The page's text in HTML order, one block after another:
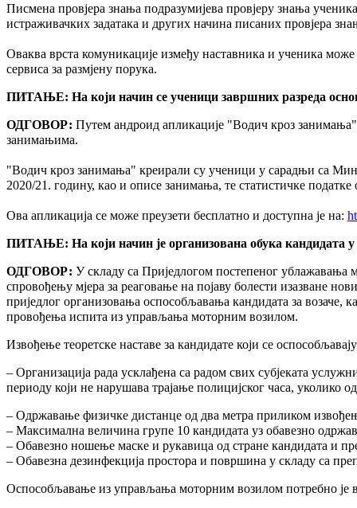
Писмена провјера знања подразумијева провјеру знања
истраживачких задатака и других начина писаних провјера
Оваква врста комуникације између наставника и ученика
сервиса за размјену порука.
ПИТАЊЕ: На који начин се ученици завршних разреда
ОДГОВОР: Путем андроид апликације "Водич кроз
занимањима.
"Водич кроз занимања" креирали су ученици у сарадњи са
2020/21. годину, као и описе занимања, те статистичке
Ова апликација се може преузети бесплатно и доступна је на:
ПИТАЊЕ: На који начин је организована обука кандидата
ОДГОВОР: У складу са Приједлогом постепеног
спровођењу мјера за реаговање на појаву болести изазване
приједлог организовања оспособљавања кандидата за
провођења испита из управљања моторним возилом.
Извођење теоретске наставе за кандидате који се
– Организација рада усклађена са радом свих субјеката
периоду који не нарушава трајање полицијског часа, уколико
– Одржавање физичке дистанце од два метра приликом
– Максимална величина групе 10 кандидата уз обавезно
– Обавезно ношење маске и рукавица од стране кандидата и
– Обавезна дезинфекција простора и површина у складу са
Оспособљавање из управљања моторним возилом потребно је